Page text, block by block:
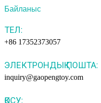
Байланыс
ТЕЛ:
+86 17352373057
ЭЛЕКТРОНДЫҚ ПОШТА:
inquiry@gaopengtoy.com
ҚОСУ: